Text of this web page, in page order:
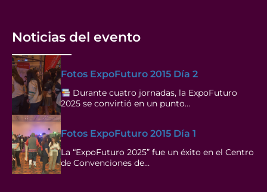
Noticias del evento
Fotos ExpoFuturo 2015 Día 2
Durante cuatro jornadas, la ExpoFuturo
2025 se convirtió en un punto…
Fotos ExpoFuturo 2015 Día 1
La “ExpoFuturo 2025” fue un éxito en el Centro
de Convenciones de…